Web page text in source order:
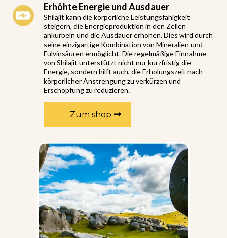
Erhöhte Energie und Ausdauer
Shilajit kann die körperliche Leistungsfähigkeit
steigern, die Energieproduktion in den Zellen
ankurbeln und die Ausdauer erhöhen. Dies wird durch
seine einzigartige Kombination von Mineralien und
Fulvinsäuren ermöglicht. Die regelmäßige Einnahme
von Shilajit unterstützt nicht nur kurzfristig die
Energie, sondern hilft auch, die Erholungszeit nach
körperlicher Anstrengung zu verkürzen und
Erschöpfung zu reduzieren.
Zum shop